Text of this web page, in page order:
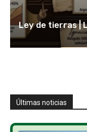
Ley de tierras |
Últimas noticias